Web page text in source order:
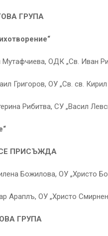
ГРУПА
Мутафчиева, ОДК „Св. Иван
Григоров, ОУ „Св. св.
Рибитва, СУ „Васил
СЕ ПРИСЪЖДА
Божилова, ОУ „Христо
Араплъ, ОУ „Христо
ГРУПА